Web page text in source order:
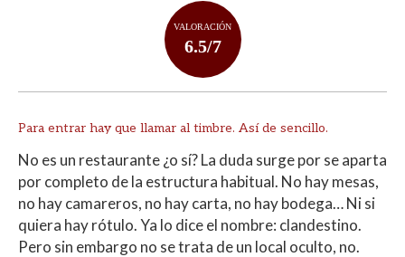
VALORACIÓN
6.5/7
Para entrar hay que llamar al timbre. Así de sencillo.
No es un restaurante ¿o sí? La duda surge por se aparta
por completo de la estructura habitual. No hay mesas,
no hay camareros, no hay carta, no hay bodega… Ni si
quiera hay rótulo. Ya lo dice el nombre: clandestino.
Pero sin embargo no se trata de un local oculto, no.